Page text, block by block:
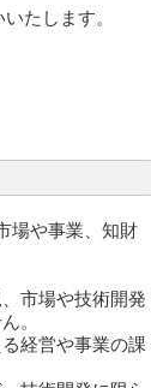
たします。
場や事業、知財
市場や技術開発
。
経営や事業の課